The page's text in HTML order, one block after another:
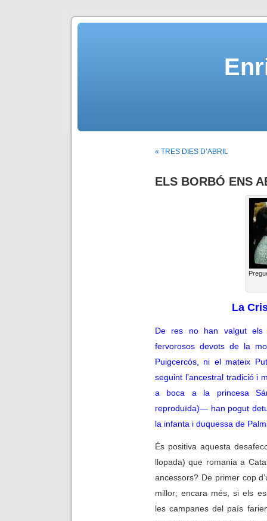
« TRES DIES D’ABRIL
ELS BORBÓ ENS
La
De res no han valgut els
fervorosos devots de la
Puigcercós, ni el mateix
seguint l’ancestral tradició i
a boca a la princesa
reproduïda)— han pogut
la infanta i duquessa de
És positiva aquesta
llopada) que romania a
ancessors? De primer cop
millor; encara més, si els
les campanes del país